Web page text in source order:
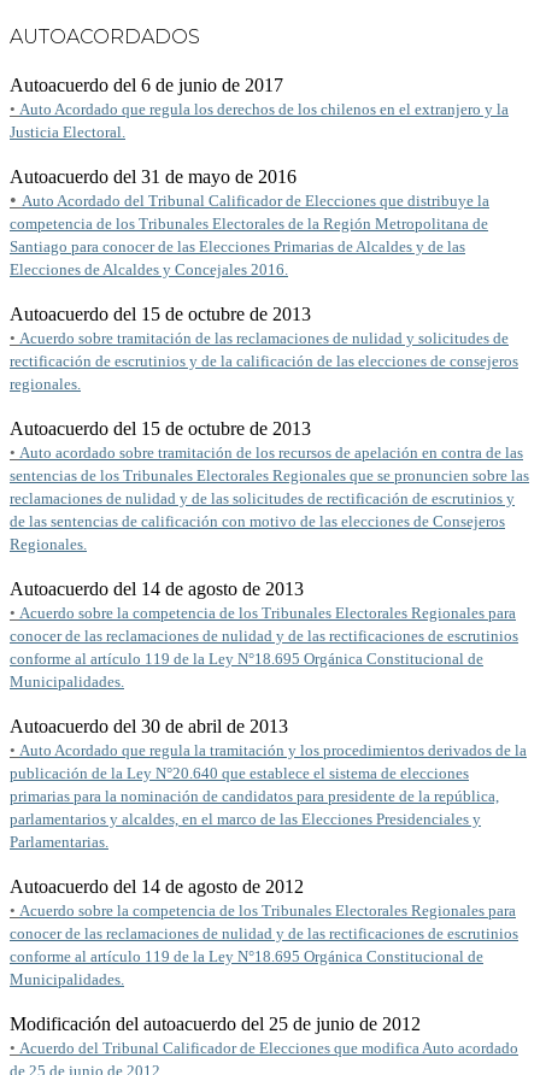
AUTOACORDADOS
Autoacuerdo del 6 de junio de 2017
• Auto Acordado que regula los derechos de los chilenos en el extranjero y la
Justicia Electoral.
Autoacuerdo del 31 de mayo de 2016
• Auto Acordado del Tribunal Calificador de Elecciones que distribuye la
competencia de los Tribunales Electorales de la Región Metropolitana de
Santiago para conocer de las Elecciones Primarias de Alcaldes y de las
Elecciones de Alcaldes y Concejales 2016.
Autoacuerdo del 15 de octubre de 2013
• Acuerdo sobre tramitación de las reclamaciones de nulidad y solicitudes de
rectificación de escrutinios y de la calificación de las elecciones de consejeros
regionales.
Autoacuerdo del 15 de octubre de 2013
• Auto acordado sobre tramitación de los recursos de apelación en contra de las
sentencias de los Tribunales Electorales Regionales que se pronuncien sobre las
reclamaciones de nulidad y de las solicitudes de rectificación de escrutinios y
de las sentencias de calificación con motivo de las elecciones de Consejeros
Regionales.
Autoacuerdo del 14 de agosto de 2013
• Acuerdo sobre la competencia de los Tribunales Electorales Regionales para
conocer de las reclamaciones de nulidad y de las rectificaciones de escrutinios
conforme al artículo 119 de la Ley N°18.695 Orgánica Constitucional de
Municipalidades.
Autoacuerdo del 30 de abril de 2013
• Auto Acordado que regula la tramitación y los procedimientos derivados de la
publicación de la Ley N°20.640 que establece el sistema de elecciones
primarias para la nominación de candidatos para presidente de la república,
parlamentarios y alcaldes, en el marco de las Elecciones Presidenciales y
Parlamentarias.
Autoacuerdo del 14 de agosto de 2012
• Acuerdo sobre la competencia de los Tribunales Electorales Regionales para
conocer de las reclamaciones de nulidad y de las rectificaciones de escrutinios
conforme al artículo 119 de la Ley N°18.695 Orgánica Constitucional de
Municipalidades.
Modificación del autoacuerdo del 25 de junio de 2012
• Acuerdo del Tribunal Calificador de Elecciones que modifica Auto acordado
de 25 de junio de 2012.